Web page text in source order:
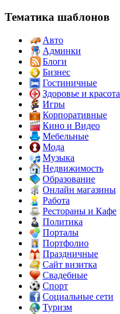
Тематика шаблонов
Авто
Админки
Блоги
Бизнес
Гостиничные
Здоровье и красота
Игры
Корпоративные
Кино и Видео
Мебельные
Мода
Музыка
Недвижимость
Образование
Онлайн магазины
Работа
Рестораны и Кафе
Политика
Порталы
Портфолио
Праздничные
Сайт визитка
Свадебные
Спорт
Социальные сети
Туризм